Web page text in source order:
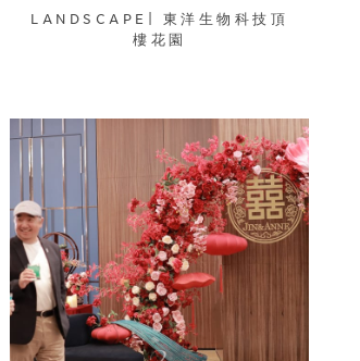
LANDSCAPE| 東洋生物科技頂
樓花園